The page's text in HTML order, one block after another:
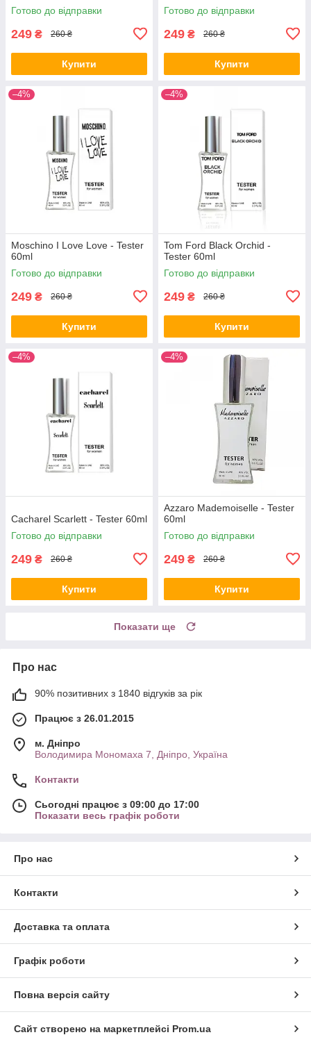
Готово до відправки
249 ₴ 260 ₴
Купити
Готово до відправки
249 ₴ 260 ₴
Купити
–4%
Moschino I Love Love - Tester
60ml
Готово до відправки
249 ₴ 260 ₴
Купити
–4%
Tom Ford Black Orchid -
Tester 60ml
Готово до відправки
249 ₴ 260 ₴
Купити
–4%
Cacharel Scarlett - Tester 60ml
Готово до відправки
249 ₴ 260 ₴
Купити
–4%
Azzaro Mademoiselle - Tester
60ml
Готово до відправки
249 ₴ 260 ₴
Купити
Показати ще
Про нас
90% позитивних з 1840 відгуків за рік
Працює з 26.01.2015
м. Дніпро
Володимира Мономаха 7, Дніпро, Україна
Контакти
Сьогодні працює з 09:00 до 17:00
Показати весь графік роботи
Про нас
Контакти
Доставка та оплата
Графік роботи
Повна версія сайту
Сайт створено на маркетплейсі Prom.ua